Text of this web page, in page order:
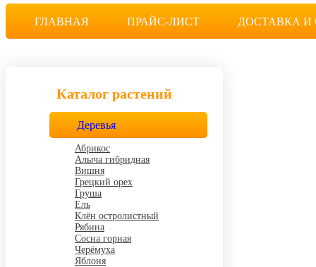
Частная коллекция
ГЛАВНАЯ ПРАЙС-ЛИСТ ДОСТАВКА И
Каталог растений
Деревья
Абрикос
Алыча гибридная
Вишня
Грецкий орех
Груша
Ель
Клён остролистный
Рябина
Сосна горная
Черёмуха
Яблоня